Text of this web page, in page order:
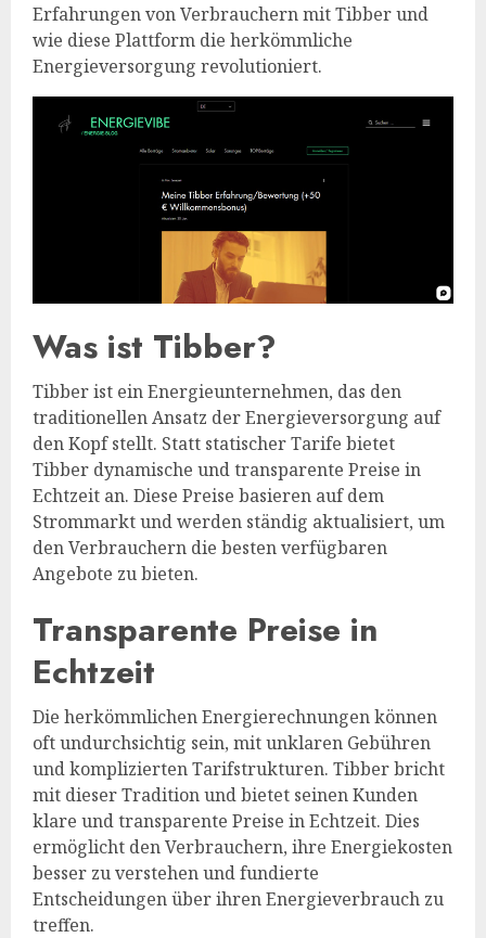
Erfahrungen von Verbrauchern mit Tibber und
wie diese Plattform die herkömmliche
Energieversorgung revolutioniert.
Was ist Tibber?
Tibber ist ein Energieunternehmen, das den
traditionellen Ansatz der Energieversorgung auf
den Kopf stellt. Statt statischer Tarife bietet
Tibber dynamische und transparente Preise in
Echtzeit an. Diese Preise basieren auf dem
Strommarkt und werden ständig aktualisiert, um
den Verbrauchern die besten verfügbaren
Angebote zu bieten.
Transparente Preise in
Echtzeit
Die herkömmlichen Energierechnungen können
oft undurchsichtig sein, mit unklaren Gebühren
und komplizierten Tarifstrukturen. Tibber bricht
mit dieser Tradition und bietet seinen Kunden
klare und transparente Preise in Echtzeit. Dies
ermöglicht den Verbrauchern, ihre Energiekosten
besser zu verstehen und fundierte
Entscheidungen über ihren Energieverbrauch zu
treffen.